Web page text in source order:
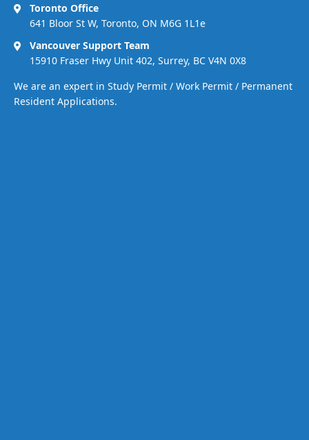
Toronto Office
641 Bloor St W, Toronto, ON M6G 1L1e
Vancouver Support Team
15910 Fraser Hwy Unit 402, Surrey, BC V4N 0X8
We are an expert in Study Permit / Work Permit / Permanent
Resident Applications.